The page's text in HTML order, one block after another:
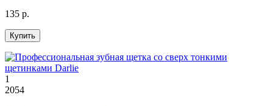
135 р.
Купить
1
2054